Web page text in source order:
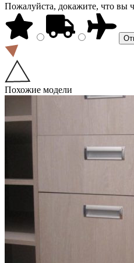
Пожалуйста, докажите, что вы
Похожие модели